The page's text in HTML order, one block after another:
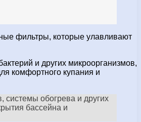
фильтры, которые улавливают
и других микроорганизмов,
комфортного купания и
системы обогрева и других
бассейна и